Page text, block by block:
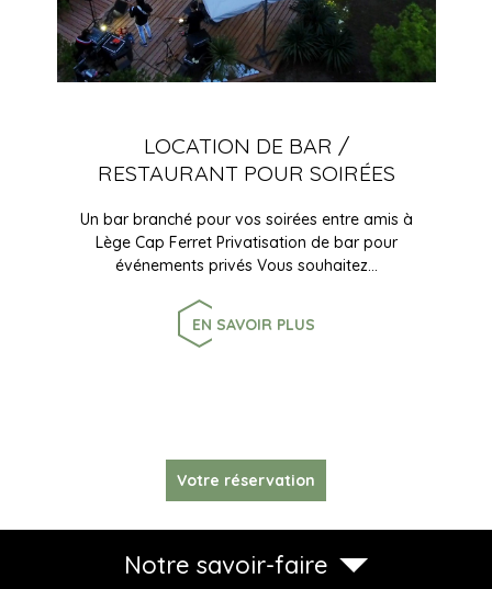
LOCATION DE BAR /
RESTAURANT POUR SOIRÉES
Un bar branché pour vos soirées entre amis à
Lège Cap Ferret Privatisation de bar pour
événements privés Vous souhaitez…
EN SAVOIR PLUS
Votre réservation
Notre savoir-faire